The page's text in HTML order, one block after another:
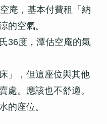
庵，基本付費租「納
的空氣。
36度，潭估空庵的氣
」，但這座位與其他
處。應該也不舒適。
的座位。